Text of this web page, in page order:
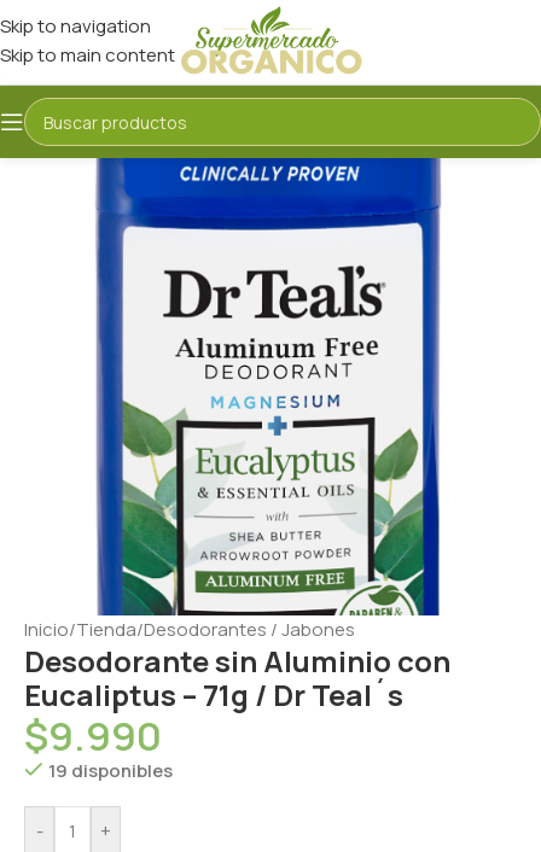
Skip to navigation
Skip to main content
Inicio/Tienda/Desodorantes / Jabones
Desodorante sin Aluminio con
Eucaliptus – 71g / Dr Teal´s
$9.990
19 disponibles
- +